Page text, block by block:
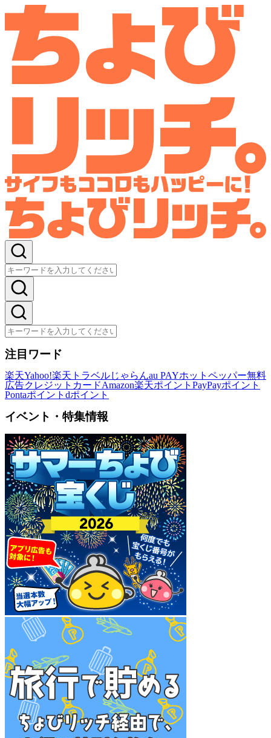
注目ワード
楽天Yahoo!楽天トラベルじゃらんau PAYホットペッパー無料
広告クレジットカードAmazon楽天ポイント PayPayポイント
Pontaポイント dポイント
イベント・特集情報